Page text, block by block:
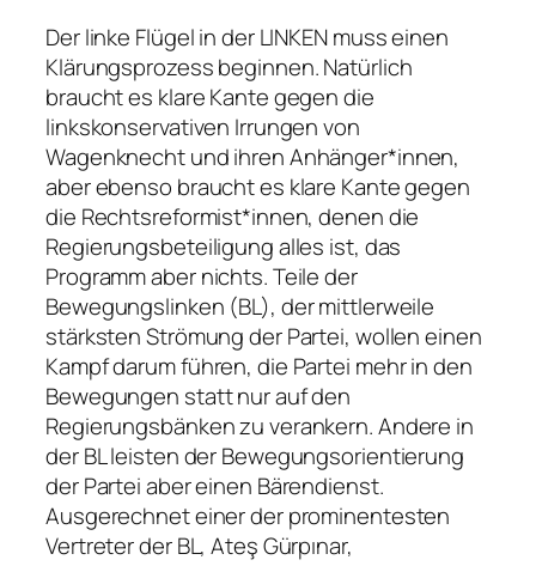
Der linke Flügel in der LINKEN muss einen
Klärungsprozess beginnen. Natürlich
braucht es klare Kante gegen die
linkskonservativen Irrungen von
Wagenknecht und ihren Anhänger*innen,
aber ebenso braucht es klare Kante gegen
die Rechtsreformist*innen, denen die
Regierungsbeteiligung alles ist, das
Programm aber nichts. Teile der
Bewegungslinken (BL), der mittlerweile
stärksten Strömung der Partei, wollen einen
Kampf darum führen, die Partei mehr in den
Bewegungen statt nur auf den
Regierungsbänken zu verankern. Andere in
der BL leisten der Bewegungsorientierung
der Partei aber einen Bärendienst.
Ausgerechnet einer der prominentesten
Vertreter der BL, Ateş Gürpınar,